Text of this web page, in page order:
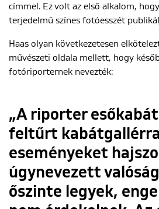
címmel. Ez volt az első alkalom,
terjedelmű színes fotóesszét
Haas olyan következetesen
művészeti oldala mellett, hogy
fotóriporternek nevezték:
„A riporter
feltűrt
eseményeket
úgynevezett
őszinte legyek,